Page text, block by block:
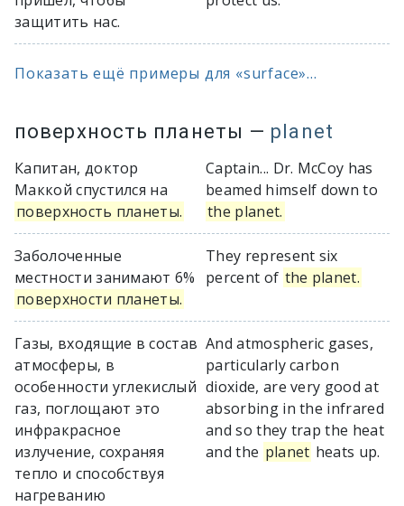
защитить нас.
Показать ещё примеры для «surface»...
поверхность планеты — planet
Капитан, доктор
Маккой спустился на
поверхность планеты.
Captain... Dr. McCoy has
beamed himself down to
the planet.
Заболоченные
местности занимают 6%
поверхности планеты.
They represent six
percent of the planet.
Газы, входящие в состав
атмосферы, в
особенности углекислый
газ, поглощают это
инфракрасное
излучение, сохраняя
тепло и способствуя
нагреванию
And atmospheric gases,
particularly carbon
dioxide, are very good at
absorbing in the infrared
and so they trap the heat
and the planet heats up.